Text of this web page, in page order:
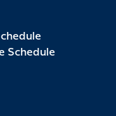
Schedule